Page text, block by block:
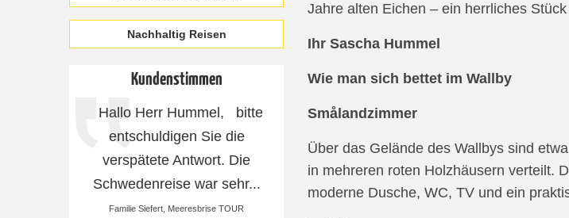
Nachhaltig Reisen
Kundenstimmen
Hallo Herr Hummel, bitte
entschuldigen Sie die
verspätete Antwort. Die
Schwedenreise war sehr...
Familie Siefert, Meeresbrise TOUR
Vielen Dank für die perfekte
Nur der Ausdruck...
Jahre alten Eichen – ein herrliches
Ihr Sascha Hummel
Wie man sich bettet im Wallby
Smålandzimmer
Über das Gelände des Wallbys sind
in mehreren roten Holzhäusern verteilt.
moderne Dusche, WC, TV und ein